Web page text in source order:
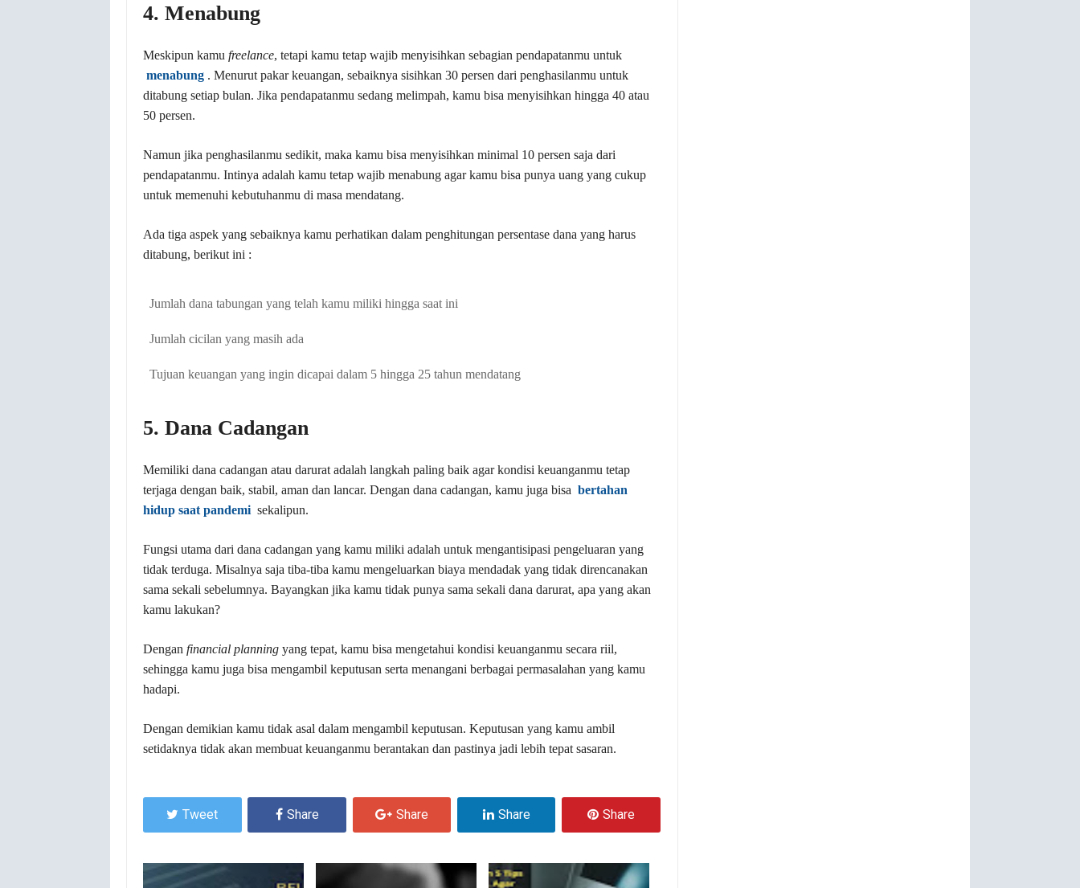
4. Menabung
Meskipun kamu freelance, tetapi kamu tetap wajib menyisihkan sebagian pendapatanmu untuk
menabung . Menurut pakar keuangan, sebaiknya sisihkan 30 persen dari penghasilanmu untuk
ditabung setiap bulan. Jika pendapatanmu sedang melimpah, kamu bisa menyisihkan hingga 40 atau
50 persen.
Namun jika penghasilanmu sedikit, maka kamu bisa menyisihkan minimal 10 persen saja dari
pendapatanmu. Intinya adalah kamu tetap wajib menabung agar kamu bisa punya uang yang cukup
untuk memenuhi kebutuhanmu di masa mendatang.
Ada tiga aspek yang sebaiknya kamu perhatikan dalam penghitungan persentase dana yang harus
ditabung, berikut ini :
Jumlah dana tabungan yang telah kamu miliki hingga saat ini
Jumlah cicilan yang masih ada
Tujuan keuangan yang ingin dicapai dalam 5 hingga 25 tahun mendatang
5. Dana Cadangan
Memiliki dana cadangan atau darurat adalah langkah paling baik agar kondisi keuanganmu tetap
terjaga dengan baik, stabil, aman dan lancar. Dengan dana cadangan, kamu juga bisa bertahan
hidup saat pandemi sekalipun.
Fungsi utama dari dana cadangan yang kamu miliki adalah untuk mengantisipasi pengeluaran yang
tidak terduga. Misalnya saja tiba-tiba kamu mengeluarkan biaya mendadak yang tidak direncanakan
sama sekali sebelumnya. Bayangkan jika kamu tidak punya sama sekali dana darurat, apa yang akan
kamu lakukan?
Dengan financial planning yang tepat, kamu bisa mengetahui kondisi keuanganmu secara riil,
sehingga kamu juga bisa mengambil keputusan serta menangani berbagai permasalahan yang kamu
hadapi.
Dengan demikian kamu tidak asal dalam mengambil keputusan. Keputusan yang kamu ambil
setidaknya tidak akan membuat keuanganmu berantakan dan pastinya jadi lebih tepat sasaran.
Tweet Share Share Share Share